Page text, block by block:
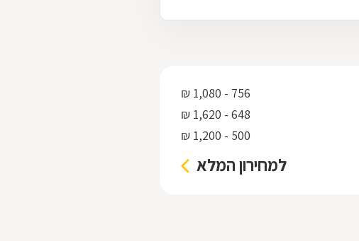
756 - 1,080 ₪
648 - 1,620 ₪
500 - 1,200 ₪
למחירון המלא